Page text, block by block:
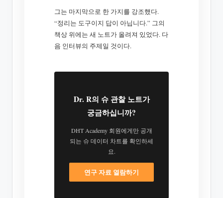
그는 마지막으로 한 가지를 강조했다.
“정리는 도구이지 답이 아닙니다.” 그의
책상 위에는 새 노트가 올려져 있었다. 다
음 인터뷰의 주제일 것이다.
Dr. R의 슈 관찰 노트가
궁금하십니까?
DHT Academy 회원에게만 공개
되는 슈 데이터 차트를 확인하세
요.
연구 자료 열람하기